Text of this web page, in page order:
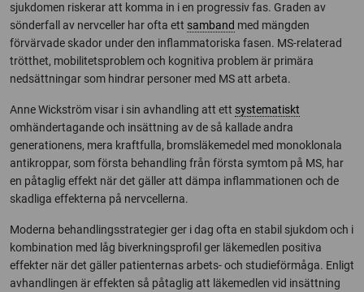
sjukdomen riskerar att komma in i en progressiv fas. Graden av
sönderfall av nervceller har ofta ett samband med mängden
förvärvade skador under den inflammatoriska fasen. MS-relaterad
trötthet, mobilitetsproblem och kognitiva problem är primära
nedsättningar som hindrar personer med MS att arbeta.
Anne Wickström visar i sin avhandling att ett systematiskt
omhändertagande och insättning av de så kallade andra
generationens, mera kraftfulla, bromsläkemedel med monoklonala
antikroppar, som första behandling från första symtom på MS, har
en påtaglig effekt när det gäller att dämpa inflammationen och de
skadliga effekterna på nervcellerna.
Moderna behandlingsstrategier ger i dag ofta en stabil sjukdom och i
kombination med låg biverkningsprofil ger läkemedlen positiva
effekter när det gäller patienternas arbets- och studieförmåga. Enligt
avhandlingen är effekten så påtaglig att läkemedlen vid insättning